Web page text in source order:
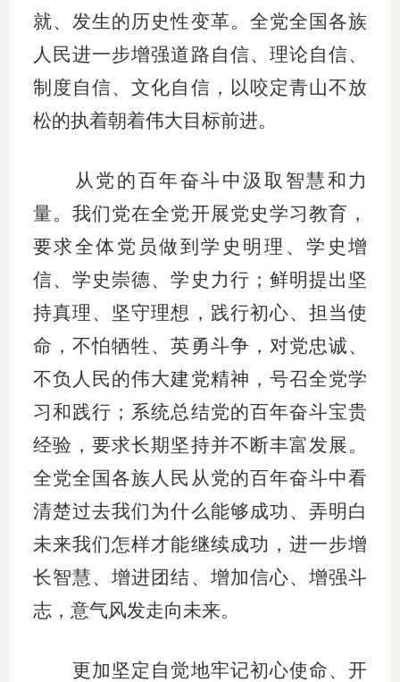
就、发生的历史性变革。全党全国各族
人民进一步增强道路自信、理论自信、
制度自信、文化自信，以咬定青山不放
松的执着朝着伟大目标前进。
从党的百年奋斗中汲取智慧和力
量。我们党在全党开展党史学习教育，
要求全体党员做到学史明理、学史增
信、学史崇德、学史力行；鲜明提出坚
持真理、坚守理想，践行初心、担当使
命，不怕牺牲、英勇斗争，对党忠诚、
不负人民的伟大建党精神，号召全党学
习和践行；系统总结党的百年奋斗宝贵
经验，要求长期坚持并不断丰富发展。
全党全国各族人民从党的百年奋斗中看
清楚过去我们为什么能够成功、弄明白
未来我们怎样才能继续成功，进一步增
长智慧、增进团结、增加信心、增强斗
志，意气风发走向未来。
更加坚定自觉地牢记初心使命、开